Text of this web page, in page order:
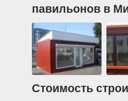
павильонов в
Стоимость